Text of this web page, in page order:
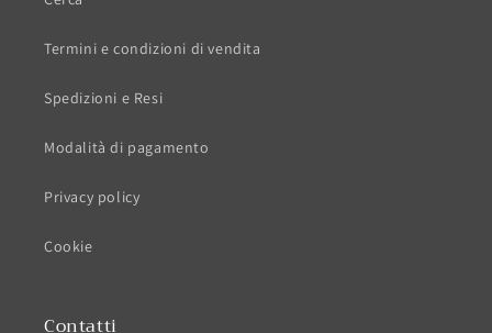
Termini e condizioni di vendita
Spedizioni e Resi
Modalità di pagamento
Privacy policy
Cookie
Contatti